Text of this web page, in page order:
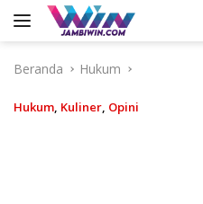
Langsung
Beranda
Hukum
Hukum, Kuliner, Opini